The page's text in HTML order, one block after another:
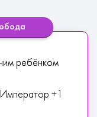
ребёнком
+1